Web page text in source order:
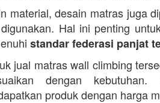
material, desain matras juga
Hal ini penting
standar federasi panjat
jual matras wall climbing
dengan
produk dengan harga